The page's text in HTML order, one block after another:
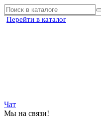
Перейти в каталог
Чат
Мы на связи!